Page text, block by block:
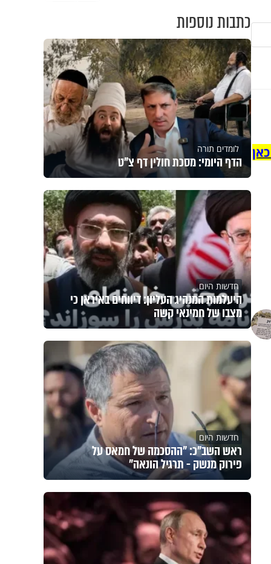
כתבות נוספות
לומדים תורה
הדף היומי: מסכת חולין דף צ"ט
חדשות היום
היעלמות המנהיג העליון: דיווחים באיראן כי
מצבו של חמינאי קשה
חדשות היום
ראש השב"כ: "ההסכמה של חמאס על
פירוק מנשק - תרגיל הונאה"